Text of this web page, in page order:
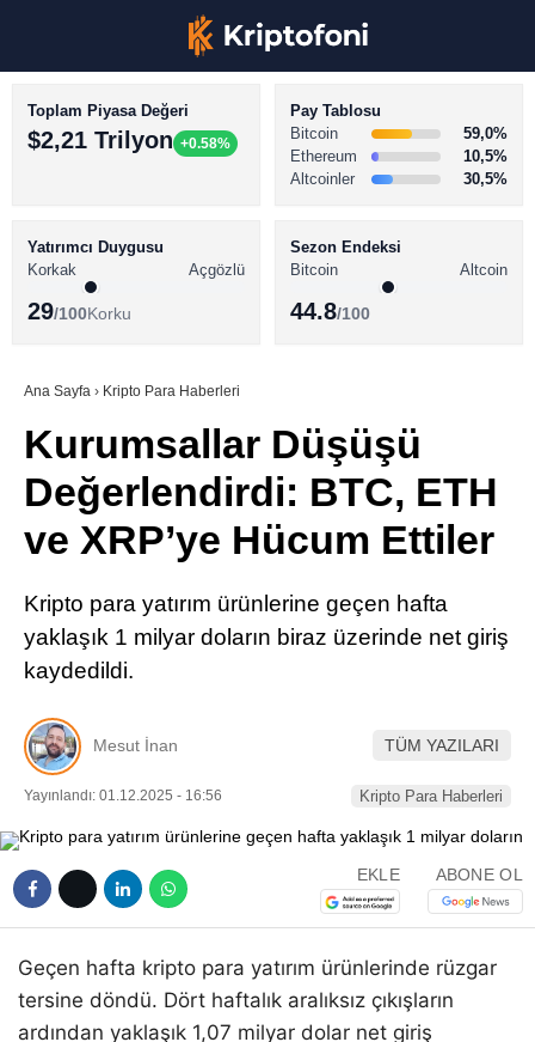
Youtube
TikTok
LinkedIn
BİTCOİN HABERLERİ
ALTCOİN HABERLERİ
SÖZLÜK
Toplam Piyasa Değeri
$2,21 Trilyon +0.58%
Pay Tablosu
Bitcoin
59,0%
Ethereum
10,5%
Altcoinler
30,5%
Yatırımcı Duygusu
Korkak
Açgözlü
29/100Korku
Sezon Endeksi
Bitcoin
Altcoin
44.8/100
Ana Sayfa › Kripto Para Haberleri
Kurumsallar Düşüşü
Değerlendirdi: BTC, ETH
ve XRP’ye Hücum Ettiler
Kripto para yatırım ürünlerine geçen hafta
yaklaşık 1 milyar doların biraz üzerinde net giriş
kaydedildi.
Mesut İnan TÜM YAZILARI
Yayınlandı: 01.12.2025 - 16:56 Kripto Para Haberleri
EKLE ABONE OL
Geçen hafta kripto para yatırım ürünlerinde rüzgar
tersine döndü. Dört haftalık aralıksız çıkışların
ardından yaklaşık 1,07 milyar dolar net giriş